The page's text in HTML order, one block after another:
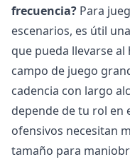
frecuencia? Para
escenarios, es útil
que pueda llevarse
campo de juego
cadencia con largo
depende de tu rol en
ofensivos necesitan
tamaño para